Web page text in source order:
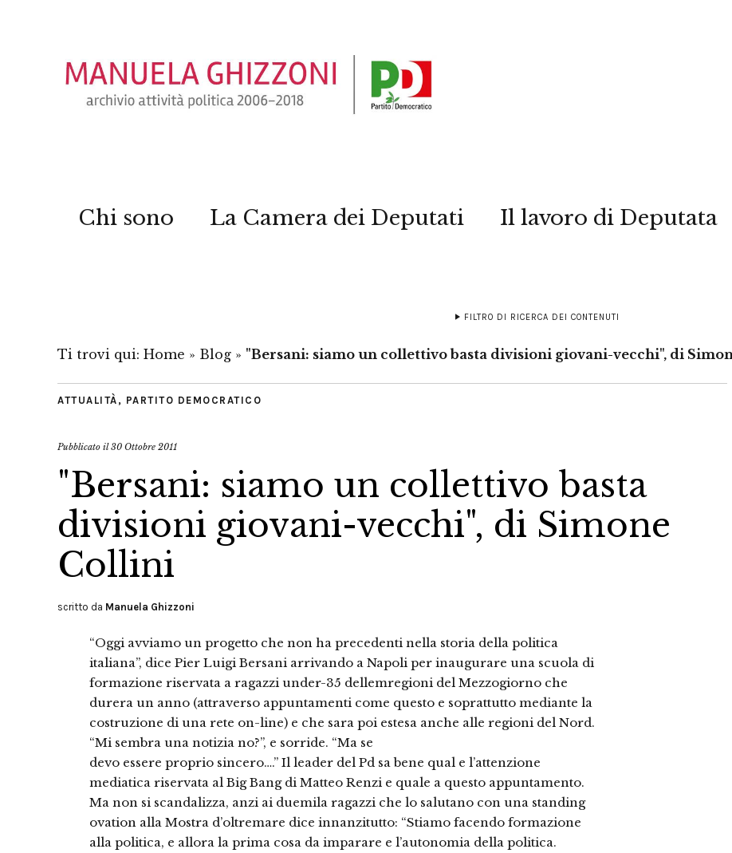
Chi sono La Camera dei Deputati Il lavoro di Deputata
FILTRO DI RICERCA DEI CONTENUTI
Ti trovi qui: Home » Blog » "Bersani: siamo un collettivo basta divisioni giovani-vecchi", di
ATTUALITÀ , PARTITO DEMOCRATICO
Pubblicato il30 Ottobre 2011
"Bersani: siamo un collettivo basta
divisioni giovani-vecchi", di Simone
Collini
scritto da Manuela Ghizzoni
“Oggi avviamo un progetto che non ha precedenti nella storia della politica
italiana”, dice Pier Luigi Bersani arrivando a Napoli per inaugurare una scuola di
formazione riservata a ragazzi under-35 dellemregioni del Mezzogiorno che
durera un anno (attraverso appuntamenti come questo e soprattutto mediante la
costruzione di una rete on-line) e che sara poi estesa anche alle regioni del Nord.
“Mi sembra una notizia no?”, e sorride. “Ma se
devo essere proprio sincero….” Il leader del Pd sa bene qual e l’attenzione
mediatica riservata al Big Bang di Matteo Renzi e quale a questo appuntamento.
Ma non si scandalizza, anzi ai duemila ragazzi che lo salutano con una standing
ovation alla Mostra d’oltremare dice innanzitutto: “Stiamo facendo formazione
alla politica, e allora la prima cosa da imparare e l’autonomia della politica.